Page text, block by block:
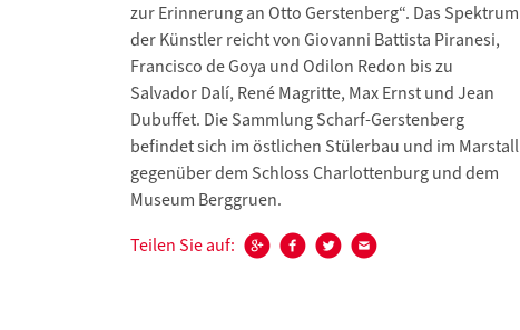
zur Erinnerung an Otto Gerstenberg“. Das Spektrum
der Künstler reicht von Giovanni Battista Piranesi,
Francisco de Goya und Odilon Redon bis zu
Salvador Dalí, René Magritte, Max Ernst und Jean
Dubuffet. Die Sammlung Scharf-Gerstenberg
befindet sich im östlichen Stülerbau und im Marstall
gegenüber dem Schloss Charlottenburg und dem
Museum Berggruen.
Teilen Sie auf: